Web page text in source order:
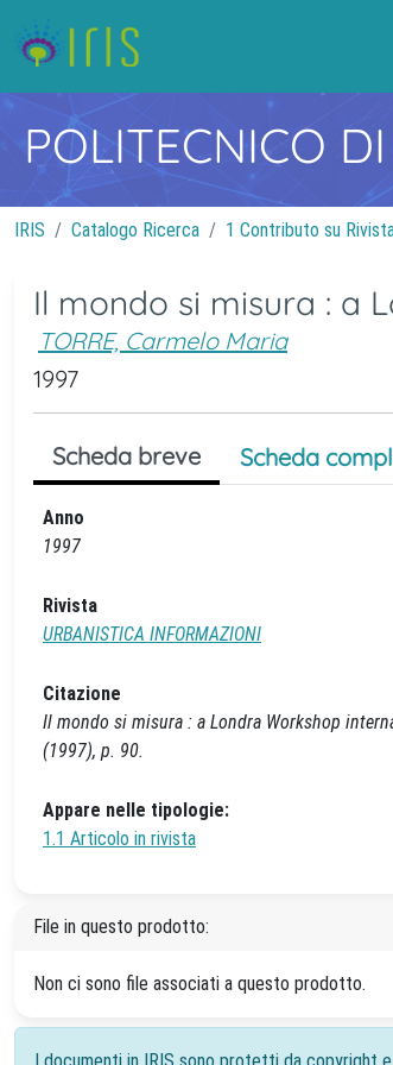
POLITECNICO
IRIS Catalogo Ricerca 1 Contributo su
Il mondo si misura : a
TORRE, Carmelo Maria
1997
Scheda breve Scheda
Anno
1997
Rivista
URBANISTICA INFORMAZIONI
Citazione
Il mondo si misura : a Londra Workshop
(1997), p. 90.
Appare nelle tipologie:
1.1 Articolo in rivista
File in questo prodotto:
Non ci sono file associati a questo prodotto.